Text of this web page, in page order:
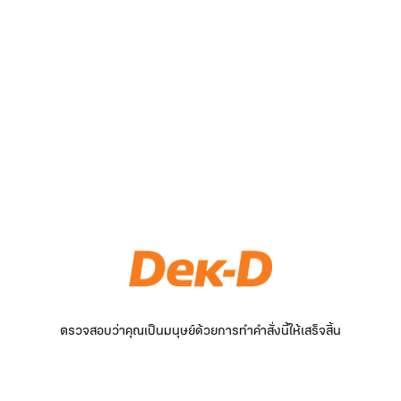
ตรวจสอบว่าคุณเป็นมนุษย์ด้วยการทำคำสั่งนี้ให้เสร็จสิ้น